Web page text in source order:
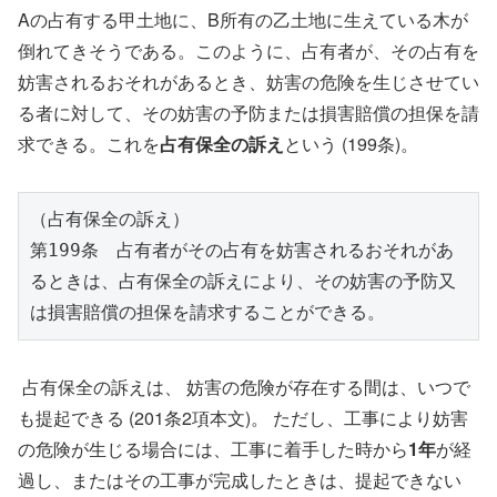
Aの占有する甲土地に、B所有の乙土地に生えている木が
倒れてきそうである。このように、占有者が、その占有を
妨害されるおそれがあるとき、妨害の危険を生じさせてい
る者に対して、その妨害の予防または損害賠償の担保を請
求できる。これを占有保全の訴え という (199条)。
（占有保全の訴え）
第199条　占有者がその占有を妨害されるおそれがあ
るときは、占有保全の訴えにより、その妨害の予防又
は損害賠償の担保を請求することができる。
占有保全の訴えは、 妨害の危険が存在する間は、いつで
も提起できる (201条2項本文)。 ただし、工事により妨害
の危険が生じる場合には、工事に着手した時から1年が経
過し、またはその工事が完成したときは、提起できない